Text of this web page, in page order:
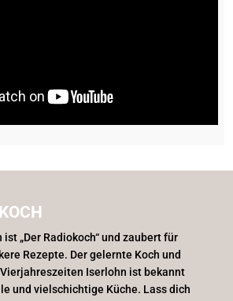
„Der Radiokoch“ und zaubert für
Rezepte. Der gelernte Koch und
Iserlohn ist bekannt
und vielschichtige Küche. Lass dich